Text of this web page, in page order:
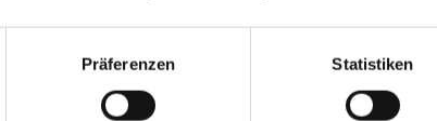
Präferenzen Statistiken
meines Lebens. Ich begann mit der Blockflöte und